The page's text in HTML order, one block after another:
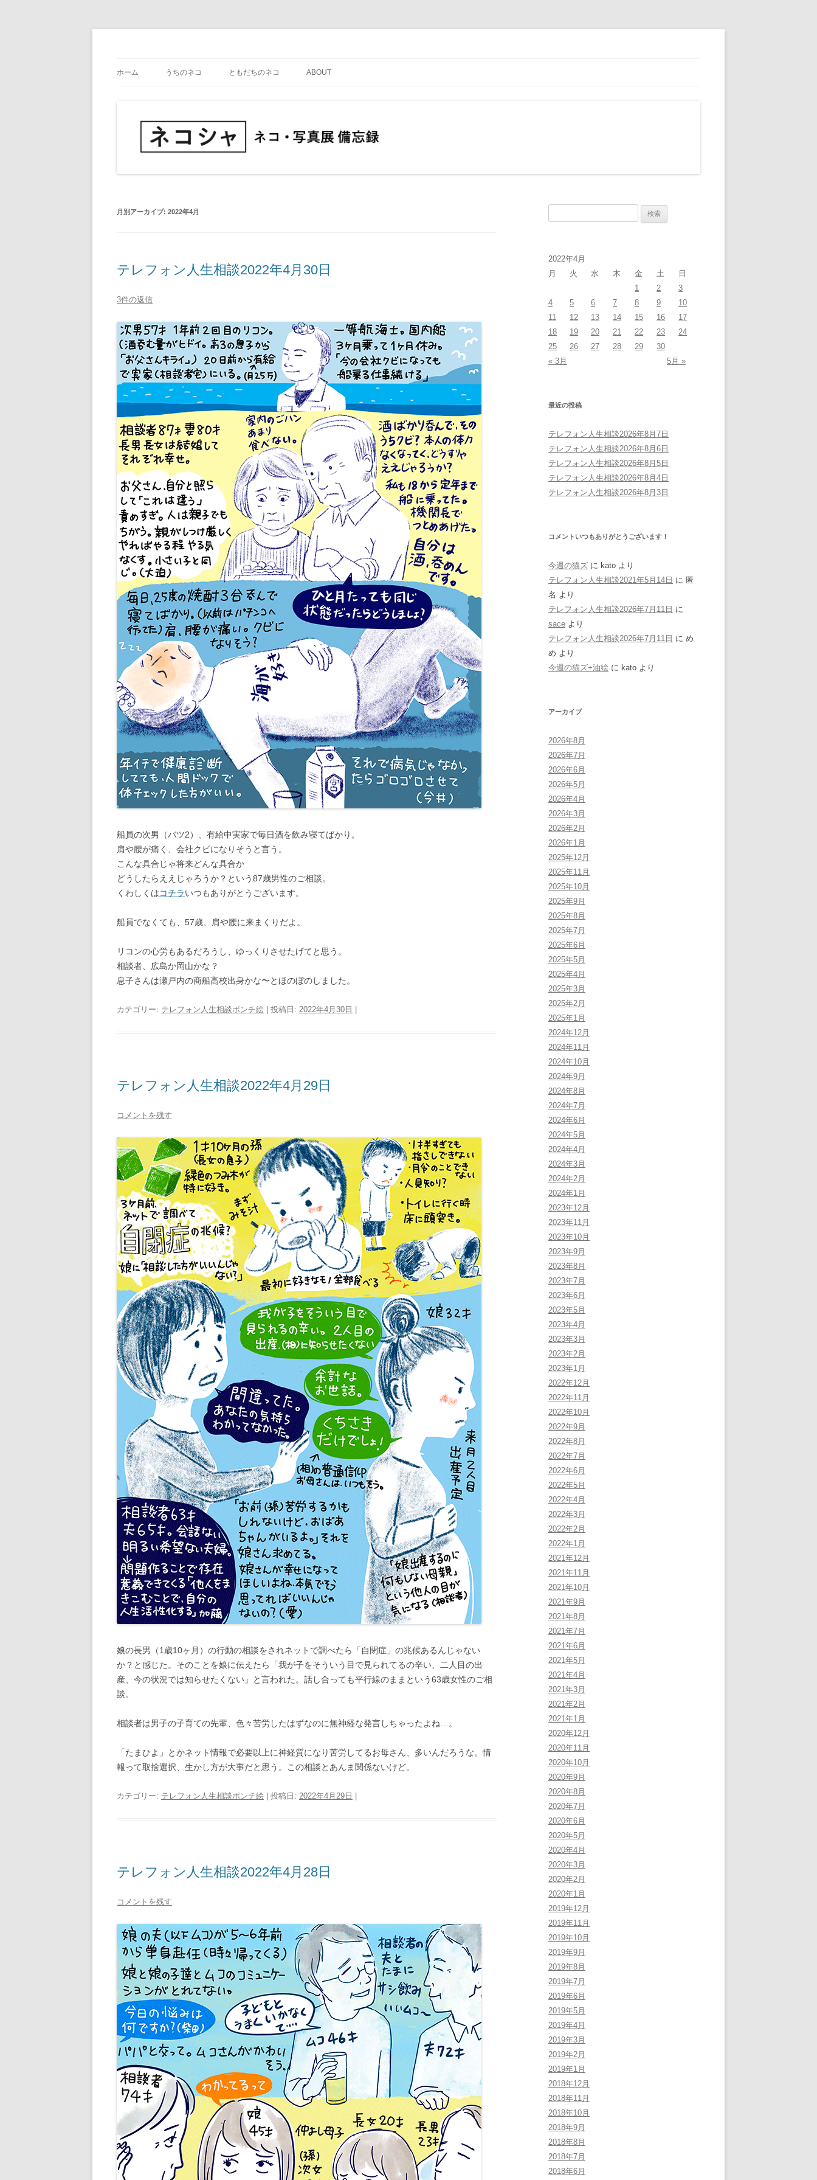
へ
ホーム うちのネコ ともだちのネコ ABOUT
月別アーカイブ: 2022年4月
テレフォン人生相談2022年4月30日
3件の返信
船員の次男（バツ2）、有給中実家で毎日酒を飲み寝てばかり。
肩や腰が痛く、会社クビになりそうと言う。
こんな具合じゃ将来どんな具合か
どうしたらええじゃろうか？という87歳男性のご相談。
くわしくはコチラいつもありがとうございます。
船員でなくても、57歳、肩や腰に来まくりだよ。
リコンの心労もあるだろうし、ゆっくりさせたげてと思う。
相談者、広島か岡山かな？
息子さんは瀬戸内の商船高校出身かな〜とほのぼのしました。
カテゴリー: テレフォン人生相談ポンチ絵 | 投稿日: 2022年4月30日
テレフォン人生相談2022年4月29日
コメントを残す
娘の長男（1歳10ヶ月）の行動の相談をされネットで調べたら「自閉症」の兆候あるんじゃない
か？と感じた。そのことを娘に伝えたら「我が子をそういう目で見られてるの辛い、二人目の出
産、今の状況では知らせたくない」と言われた。話し合っても平行線のままという63歳女性のご相
談。
相談者は男子の子育ての先輩、色々苦労したはずなのに無神経な発言しちゃったよね…。
「たまひよ」とかネット情報で必要以上に神経質になり苦労してるお母さん、多いんだろうな。情
報って取捨選択、生かし方が大事だと思う。この相談とあんま関係ないけど。
カテゴリー: テレフォン人生相談ポンチ絵 | 投稿日: 2022年4月29日
テレフォン人生相談2022年4月28日
コメントを残す
2022年4月
月
火 水 木 金 土
日
1
2
3
4
5 6 7 8 9
10
11
12 13 14 15 16
17
18
19 20 21 22 23
24
25
26 27 28 29
30
« 3月
5月 »
最近の投稿
テレフォン人生相談2026年8月7日
テレフォン人生相談2026年8月6日
テレフォン人生相談2026年8月5日
テレフォン人生相談2026年8月4日
テレフォン人生相談2026年8月3日
コメントいつもありがとうございます！
今週の猫ズ に kato より
テレフォン人生相談2021年5月14日 に 匿
名 より
テレフォン人生相談2026年7月11日 に
sace より
テレフォン人生相談2026年7月11日 に め
め より
今週の猫ズ+油絵 に kato より
アーカイブ
2026年8月
2026年7月
2026年6月
2026年5月
2026年4月
2026年3月
2026年2月
2026年1月
2025年12月
2025年11月
2025年10月
2025年9月
2025年8月
2025年7月
2025年6月
2025年5月
2025年4月
2025年3月
2025年2月
2025年1月
2024年12月
2024年11月
2024年10月
2024年9月
2024年8月
2024年7月
2024年6月
2024年5月
2024年4月
2024年3月
2024年2月
2024年1月
2023年12月
2023年11月
2023年10月
2023年9月
2023年8月
2023年7月
2023年6月
2023年5月
2023年4月
2023年3月
2023年2月
2023年1月
2022年12月
2022年11月
2022年10月
2022年9月
2022年8月
2022年7月
2022年6月
2022年5月
2022年4月
2022年3月
2022年2月
2022年1月
2021年12月
2021年11月
2021年10月
2021年9月
2021年8月
2021年7月
2021年6月
2021年5月
2021年4月
2021年3月
2021年2月
2021年1月
2020年12月
2020年11月
2020年10月
2020年9月
2020年8月
2020年7月
2020年6月
2020年5月
2020年4月
2020年3月
2020年2月
2020年1月
2019年12月
2019年11月
2019年10月
2019年9月
2019年8月
2019年7月
2019年6月
2019年5月
2019年4月
2019年3月
2019年2月
2019年1月
2018年12月
2018年11月
2018年10月
2018年9月
2018年8月
2018年7月
2018年6月